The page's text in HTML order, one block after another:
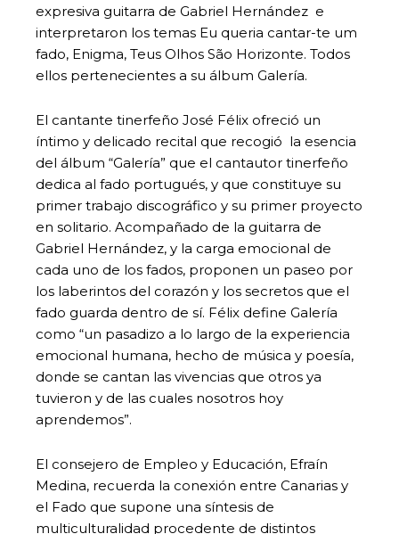
expresiva guitarra de Gabriel Hernández e
interpretaron los temas Eu queria cantar-te um
fado, Enigma, Teus Olhos São Horizonte. Todos
ellos pertenecientes a su álbum Galería.
El cantante tinerfeño José Félix ofreció un
íntimo y delicado recital que recogió la esencia
del álbum “Galería” que el cantautor tinerfeño
dedica al fado portugués, y que constituye su
primer trabajo discográfico y su primer proyecto
en solitario. Acompañado de la guitarra de
Gabriel Hernández, y la carga emocional de
cada uno de los fados, proponen un paseo por
los laberintos del corazón y los secretos que el
fado guarda dentro de sí. Félix define Galería
como “un pasadizo a lo largo de la experiencia
emocional humana, hecho de música y poesía,
donde se cantan las vivencias que otros ya
tuvieron y de las cuales nosotros hoy
aprendemos”.
El consejero de Empleo y Educación, Efraín
Medina, recuerda la conexión entre Canarias y
el Fado que supone una síntesis de
multiculturalidad procedente de distintos